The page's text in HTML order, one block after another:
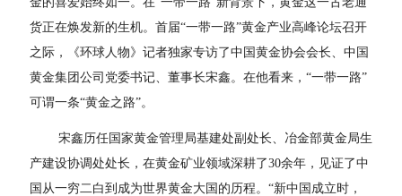
货正在焕发新的生机。首届“一带一路”黄金产业高峰论坛召开
之际，《环球人物》记者独家专访了中国黄金协会会长、中国
黄金集团公司党委书记、董事长宋鑫。在他看来，“一带一路”
可谓一条“黄金之路”。
宋鑫历任国家黄金管理局基建处副处长、冶金部黄金局生
产建设协调处处长，在黄金矿业领域深耕了30余年，见证了中
国从一穷二白到成为世界黄金大国的历程。“新中国成立时，